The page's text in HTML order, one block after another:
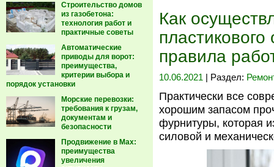
Строительство домов
из газобетона:
технология работ и
практичные советы
Автоматические
приводы для ворот:
преимущества,
критерии выбора и
порядок установки
Морские перевозки:
требования к грузам,
документам и
безопасности
Продвижение в Max:
преимущества
увеличения
Как
правила
10.06.2021 | Раздел:
Практически все
хорошим запасом
фурнитуры, которая
силовой и